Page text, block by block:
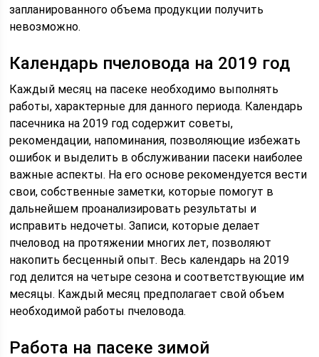
запланированного объема продукции получить
невозможно.
Календарь пчеловода на 2019 год
Каждый месяц на пасеке необходимо выполнять
работы, характерные для данного периода. Календарь
пасечника на 2019 год содержит советы,
рекомендации, напоминания, позволяющие избежать
ошибок и выделить в обслуживании пасеки наиболее
важные аспекты. На его основе рекомендуется вести
свои, собственные заметки, которые помогут в
дальнейшем проанализировать результаты и
исправить недочеты. Записи, которые делает
пчеловод на протяжении многих лет, позволяют
накопить бесценный опыт. Весь календарь на 2019
год делится на четыре сезона и соответствующие им
месяцы. Каждый месяц предполагает свой объем
необходимой работы пчеловода.
Работа на пасеке зимой